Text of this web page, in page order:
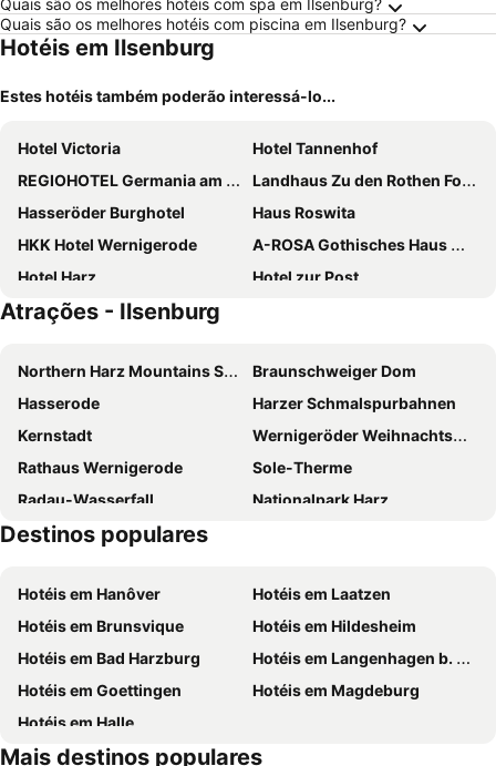
Quais são os melhores hotéis com spa em Ilsenburg?
Quais são os melhores hotéis com piscina em Ilsenburg?
Hotéis em Ilsenburg
Estes hotéis também poderão interessá-lo...
Hotel Victoria
Hotel Tannenhof
REGIOHOTEL Germania am Kurpark Bad Harzburg
Landhaus Zu den Rothen Forellen
Hasseröder Burghotel
Haus Roswita
HKK Hotel Wernigerode
A-ROSA Gothisches Haus Wernigerode
Hotel Harz
Hotel zur Post
Harz Hotel & Spa Seela
PLAZA INN Goslar
Atrações - Ilsenburg
Northern Harz Mountains Snake Farm
Braunschweiger Dom
Hasserode
Harzer Schmalspurbahnen
Kernstadt
Wernigeröder Weihnachtsmarkt
Rathaus Wernigerode
Sole-Therme
Radau-Wasserfall
Nationalpark Harz
Burgberg-Seilbahn
Oker
Stadthalle
Okertalsperre
Stadion an der Hamburger Straße
Reddeber
Jerstedt
Destinos populares
Hotéis em Hanôver
Hotéis em Laatzen
Hotéis em Brunsvique
Hotéis em Hildesheim
Hotéis em Bad Harzburg
Hotéis em Langenhagen b. Hannover
Hotéis em Goettingen
Hotéis em Magdeburg
Hotéis em Halle
Mais destinos populares